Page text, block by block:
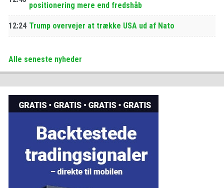
positionering mere end fredshåb
12:24 Trump overvejer at trække USA ud af Nato
Alle seneste nyheder